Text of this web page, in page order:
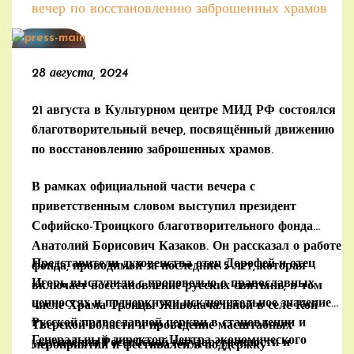
вечер по восстановлению заброшенных храмов
28 августа, 2024
21 августа в Культурном центре МИД РФ состоялся
благотворительный вечер, посвящённый движению
по восстановлению заброшенных храмов.
В рамках официальной части вечера с
приветственным словом выступил президент
Софийско-Троицкого благотворительного фонда
Анатолий Борисович Казаков. Он рассказал о работе
фонда, проводимой за последние 5 лет, которая
включает восстановление русских святынь, в том
числе Храма Троицы Живоначальной в селе Кой
Тверской области и проведение масштабных
мероприятий и фестивалей в поддержку
Представители духовенства отец Дорофей и отец
Игорь выступили с проповедью о православных
ценностях и подчеркнули исключительное значение
Русской православной церкви в становлении и
укреплении Российской государственности и
Генеральный директор Центра экономического